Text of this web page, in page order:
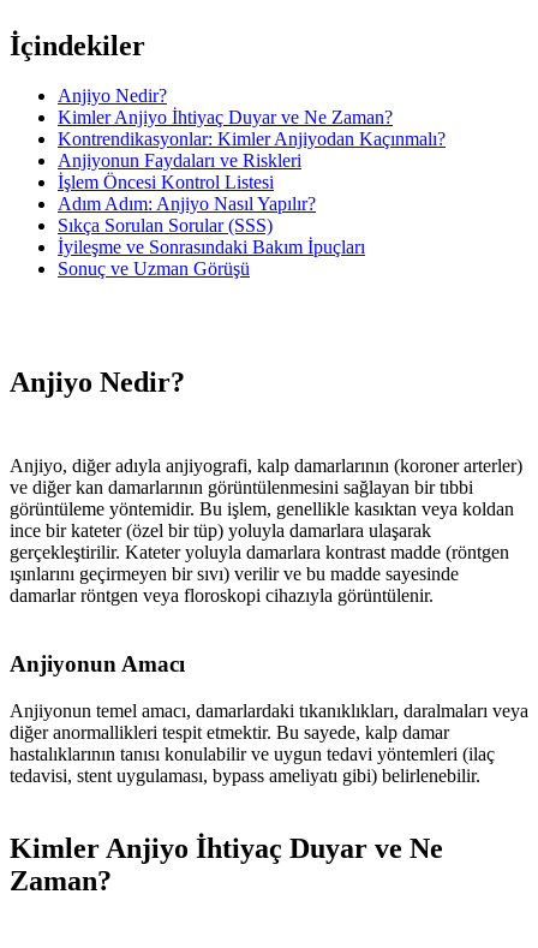
İçindekiler
Anjiyo Nedir?
Kimler Anjiyo İhtiyaç Duyar ve Ne Zaman?
Kontrendikasyonlar: Kimler Anjiyodan Kaçınmalı?
Anjiyonun Faydaları ve Riskleri
İşlem Öncesi Kontrol Listesi
Adım Adım: Anjiyo Nasıl Yapılır?
Sıkça Sorulan Sorular (SSS)
İyileşme ve Sonrasındaki Bakım İpuçları
Sonuç ve Uzman Görüşü
Anjiyo Nedir?
Anjiyo, diğer adıyla anjiyografi, kalp damarlarının (koroner arterler)
ve diğer kan damarlarının görüntülenmesini sağlayan bir tıbbi
görüntüleme yöntemidir. Bu işlem, genellikle kasıktan veya koldan
ince bir kateter (özel bir tüp) yoluyla damarlara ulaşarak
gerçekleştirilir. Kateter yoluyla damarlara kontrast madde (röntgen
ışınlarını geçirmeyen bir sıvı) verilir ve bu madde sayesinde
damarlar röntgen veya floroskopi cihazıyla görüntülenir.
Anjiyonun Amacı
Anjiyonun temel amacı, damarlardaki tıkanıklıkları, daralmaları veya
diğer anormallikleri tespit etmektir. Bu sayede, kalp damar
hastalıklarının tanısı konulabilir ve uygun tedavi yöntemleri (ilaç
tedavisi, stent uygulaması, bypass ameliyatı gibi) belirlenebilir.
Kimler Anjiyo İhtiyaç Duyar ve Ne
Zaman?